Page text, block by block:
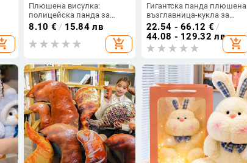
Плюшена висулка:
полицейска панда за
чанта
8.10 € / 15.84 лв
add_shopping_cart
Гигантска панда плюшена
възглавница-кукла за
спане, дълги крака, детски
подарък
22.54 - 66.12 € /
44.08 - 129.32 лв
add_shopping_cart